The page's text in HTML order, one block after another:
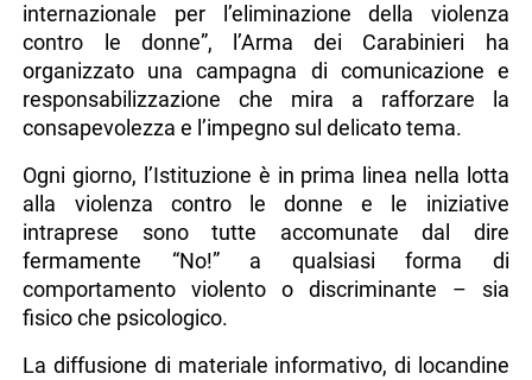
internazionale per l’eliminazione della violenza
contro le donne”, l’Arma dei Carabinieri ha
organizzato una campagna di comunicazione e
responsabilizzazione che mira a rafforzare la
consapevolezza e l’impegno sul delicato tema.
Ogni giorno, l’Istituzione è in prima linea nella lotta
alla violenza contro le donne e le iniziative
intraprese sono tutte accomunate dal dire
fermamente “No!” a qualsiasi forma di
comportamento violento o discriminante – sia
fisico che psicologico.
La diffusione di materiale informativo, di locandine